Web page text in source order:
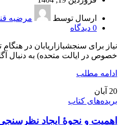
ارسال توسط
مرضیه
0 دیدگاه
نیاز برای سنجشبازاریابان در
خصوص در ایالت متحده) به دنبال
ادامه مطلب
20 آبان
بریده‌های کتاب
اهمیت و نحوۀ ایجاد